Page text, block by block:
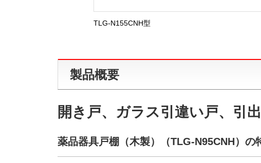
TLG-N155CNH型
製品概要
開き戸、ガラス引違い戸、引
薬品器具戸棚（木製）（TLG-N95CNH）の